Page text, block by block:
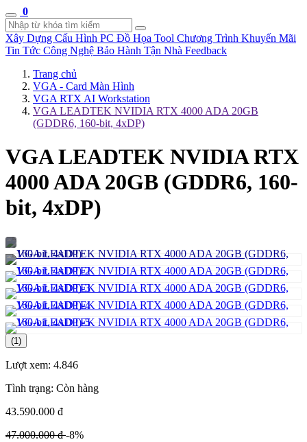
0
Xây Dựng Cấu Hình PC Đồ Họa Tool Chương Trình Khuyến Mãi
Tin Tức Công Nghệ Bảo Hành Tận Nhà Feedback
Trang chủ
VGA - Card Màn Hình
VGA RTX AI Workstation
VGA LEADTEK NVIDIA RTX 4000 ADA 20GB
(GDDR6, 160-bit, 4xDP)
VGA LEADTEK NVIDIA RTX
4000 ADA 20GB (GDDR6, 160-
bit, 4xDP)
(1)
Lượt xem: 4.846
Tình trạng: Còn hàng
43.590.000 đ
47.000.000 đ-8%